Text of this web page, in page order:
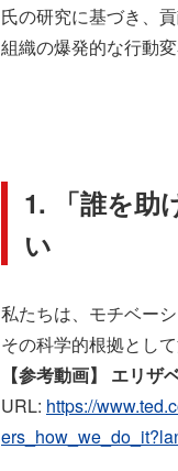
氏の研究に基づき、
組織の爆発的な行動
1. 「誰を助
い
私たちは、モチベー
その科学的根拠とし
【参考動画】 エリ
URL: https://